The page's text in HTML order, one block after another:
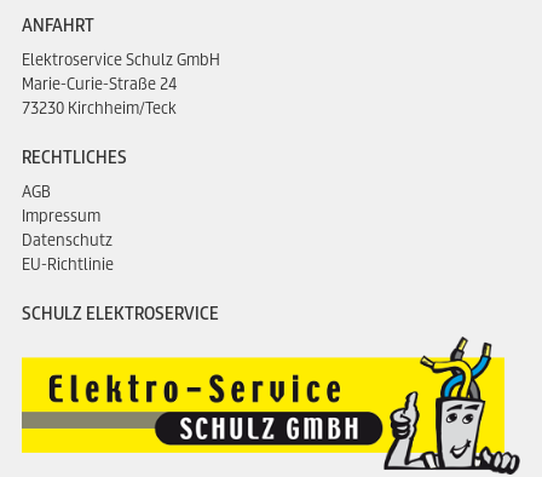
ANFAHRT
Elektroservice Schulz GmbH
Marie-Curie-Straße 24
73230 Kirchheim/Teck
RECHTLICHES
AGB
Impressum
Datenschutz
EU-Richtlinie
SCHULZ ELEKTROSERVICE